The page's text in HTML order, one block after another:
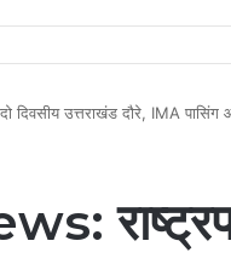
दिवसीय उत्तराखंड दौरे, IMA